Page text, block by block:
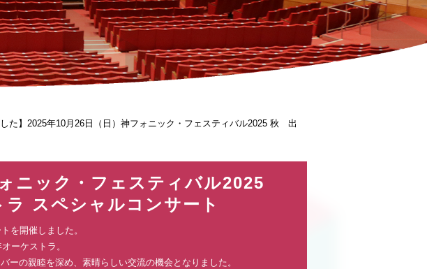
した】2025年10月26日（日）神フォニック・フェスティバル2025 秋 出
ニック・フェスティバル2025
スペシャルコンサート
を開催しました。
ーケストラ。
の親睦を深め、素晴らしい交流の機会となりました。